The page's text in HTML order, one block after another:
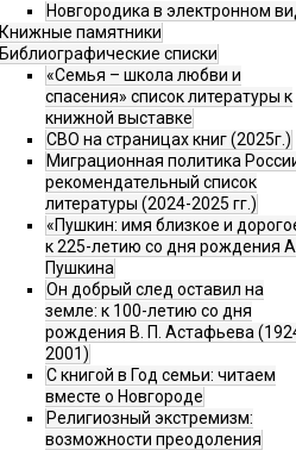
Новгородика в электронном
Книжные памятники
Библиографические списки
«Семья – школа любви и
спасения» список литературы к
книжной выставке
СВО на страницах книг (2025г.)
Миграционная политика
рекомендательный список
литературы (2024-2025 гг.)
«Пушкин: имя близкое и
к 225-летию со дня рождения
Пушкина
Он добрый след оставил на
земле: к 100-летию со дня
рождения В. П. Астафьева
2001)
С книгой в Год семьи: читаем
вместе о Новгороде
Религиозный экстремизм:
возможности преодоления